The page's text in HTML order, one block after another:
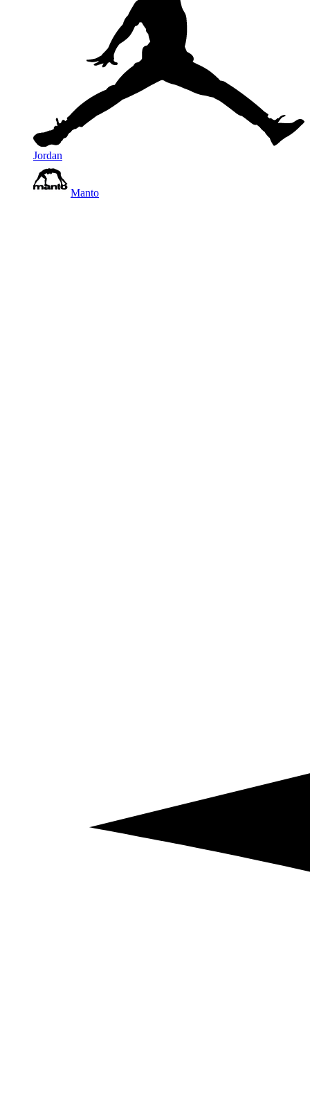
Jordan
Manto